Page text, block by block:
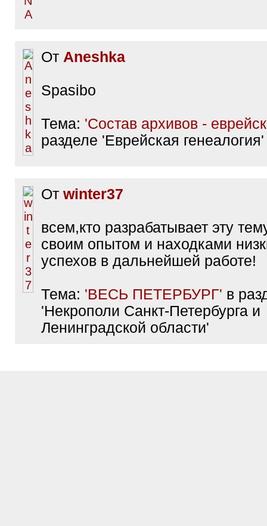
От Aneshka
Spasibo
Тема: 'Состав архивов -
разделе 'Еврейская генеалогия'
От winter37
всем,кто разрабатывает эту
своим опытом и находками
успехов в дальнейшей работе!
Тема: 'ВЕСЬ ПЕТЕРБУРГ' в
'Некрополи Санкт-Петербурга и
Ленинградской области'